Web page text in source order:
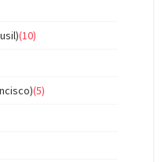
(10)
(5)